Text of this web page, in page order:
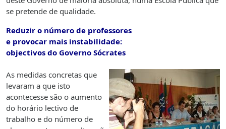
se pretende de qualidade.
Reduzir o número de professores
e provocar mais instabilidade:
objectivos do Governo Sócrates
As medidas concretas que
levaram a que isto
acontecesse são o aumento
do horário lectivo de
trabalho e do número de